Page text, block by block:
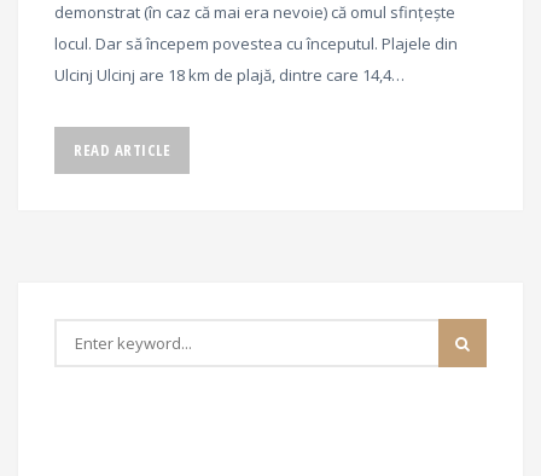
demonstrat (în caz că mai era nevoie) că omul sfințește
locul. Dar să începem povestea cu începutul. Plajele din
Ulcinj Ulcinj are 18 km de plajă, dintre care 14,4…
READ ARTICLE